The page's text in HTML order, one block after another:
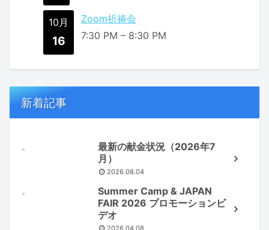
10月
16
Zoom祈祷会
7:30 PM – 8:30 PM
新着記事
最新の献金状況（2026年7
月）
2026.08.04
Summer Camp & JAPAN
FAIR 2026 プロモーションビ
デオ